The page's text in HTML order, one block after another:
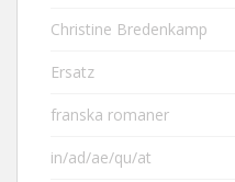
Christine Bredenkamp
Ersatz
franska romaner
in/ad/ae/qu/at